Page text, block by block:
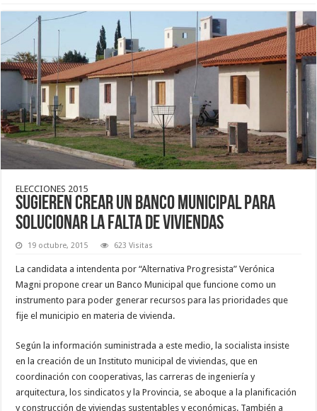
ELECCIONES 2015
Sugieren crear un Banco Municipal para
solucionar la falta de viviendas
19 octubre, 2015 623 Visitas
La candidata a intendenta por “Alternativa Progresista” Verónica
Magni propone crear un Banco Municipal que funcione como un
instrumento para poder generar recursos para las prioridades que
fije el municipio en materia de vivienda.
Según la información suministrada a este medio, la socialista insiste
en la creación de un Instituto municipal de viviendas, que en
coordinación con cooperativas, las carreras de ingeniería y
arquitectura, los sindicatos y la Provincia, se aboque a la planificación
y construcción de viviendas sustentables y económicas. También a